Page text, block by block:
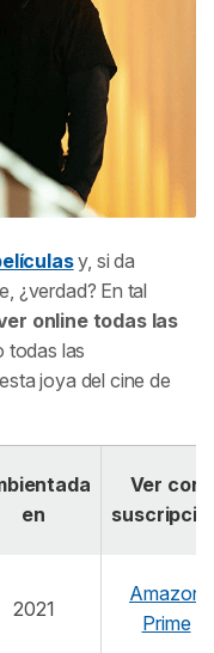
y, si da
¿verdad? En tal
online todas las
todas las
joya del cine de
en
Ver con
2021
Amazon
Prime